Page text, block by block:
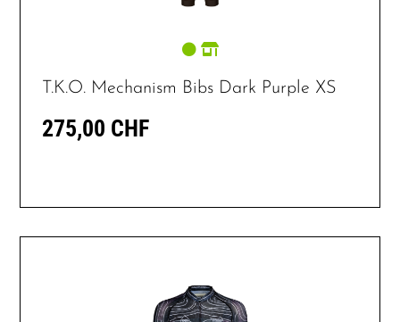
T.K.O. Mechanism Bibs Dark Purple XS
275,00 CHF